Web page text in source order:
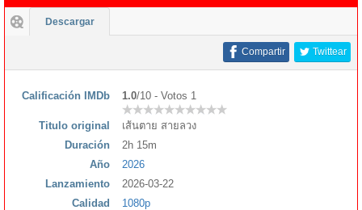
Descargar
Twittear
Compartir
Calificación IMDb 1.0/10 - Votos 1
Titulo original
เส้นตาย สายลวง
Duración
2h 15m
Año
2026
Lanzamiento
2026-03-22
Calidad
1080p